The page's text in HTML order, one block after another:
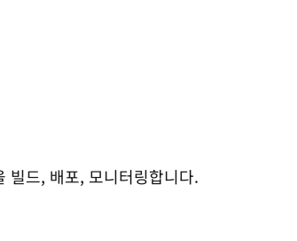
빌드, 배포, 모니터링합니다.